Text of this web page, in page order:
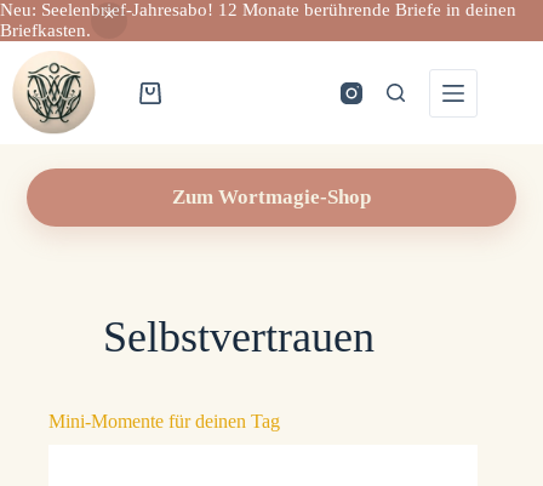
Neu: Seelenbrief-Jahresabo! 12 Monate berührende Briefe in deinen
Briefkasten.
Inhalt
springen
Warenkorb
Zum Wortmagie-Shop
Selbstvertrauen
Mini-Momente für deinen Tag